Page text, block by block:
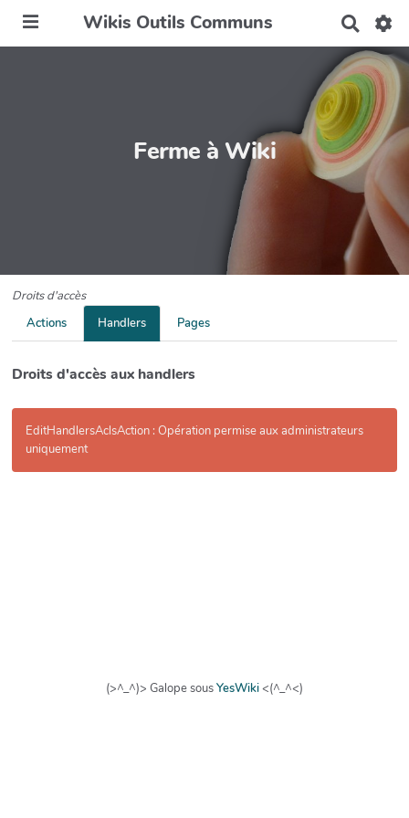
Wikis Outils Communs
c
h
e
r
c
h
e
Ferme à Wiki
Droits d'accès
Actions
Handlers Pages
Droits d'accès aux handlers
EditHandlersAclsAction : Opération permise aux administrateurs
uniquement
(>^_^)> Galope sousYesWiki<(^_^<)